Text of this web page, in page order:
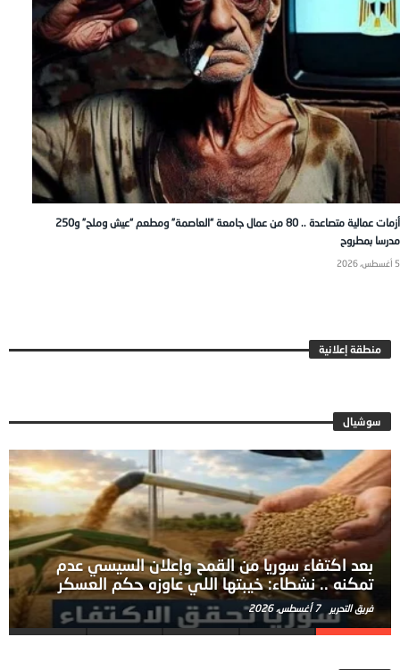
أزمات عمالية متصاعدة .. 80 من عمال جامعة “العاصمة” ومطعم “عيش وملح” و250
مدرسا بمطروح
5 أغسطس، 2026
منطقة إعلانية
سوشيال
بعد اكتفاء سوريا من القمح وإعلان السيسي عدم
تمكنه .. نشطاء: خيبتها اللي عاوزه حكم العسكر
فريق التحرير 7 أغسطس، 2026